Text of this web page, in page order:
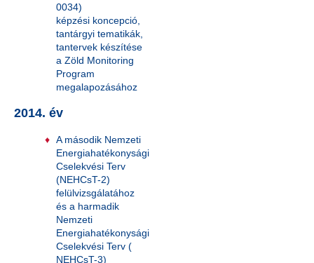
0034)
képzési koncepció,
tantárgyi tematikák,
tantervek készítése
a Zöld Monitoring
Program
megalapozásához
2014. év
A második Nemzeti
Energiahatékonysági
Cselekvési Terv
(NEHCsT-2)
felülvizsgálatához
és a harmadik
Nemzeti
Energiahatékonysági
Cselekvési Terv (
NEHCsT-3)